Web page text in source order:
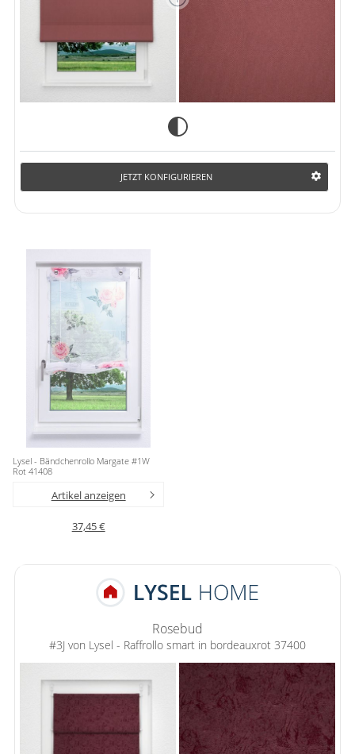
JETZT KONFIGURIEREN
Lysel - Bändchenrollo Margate #1W
Rot 41408
Artikel anzeigen
37,45 €
Rosebud
#3J von Lysel - Raffrollo smart in bordeauxrot 37400